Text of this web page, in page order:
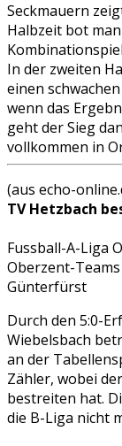
Seckmauern
Halbzeit bot
In der zweiten
einen
wenn das
geht der Sieg
vollkommen in
(aus echo-
TV Hetzbach
Fussball-A-Liga
Oberzent-
Günterfürst
Durch den 5:0-
Wiebelsbach
an der
Zähler, wobei
bestreiten hat.
die B-Liga nicht